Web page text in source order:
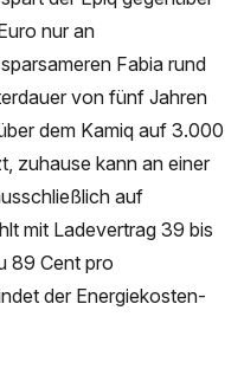
nur an
Fabia rund
von fünf Jahren
dem Kamiq auf 3.000
zuhause kann an einer
auf
mit Ladevertrag 39 bis
89 Cent pro
der Energiekosten-